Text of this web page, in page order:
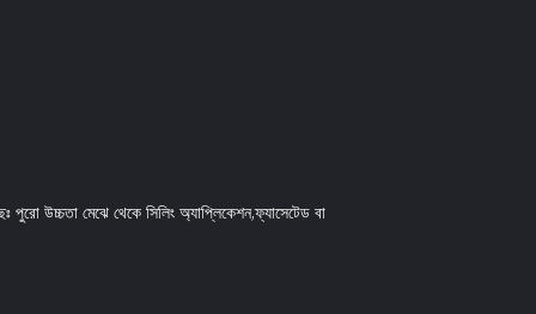
পুরো উচ্চতা মেঝে থেকে সিলিং অ্যাপ্লিকেশন,ফ্যাসেটেড বা